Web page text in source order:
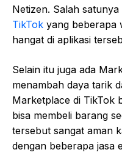
Netizen. Salah satunya
TikTok yang beberapa
hangat di aplikasi
Selain itu juga ada
menambah daya tarik
Marketplace di TikTok
bisa membeli barang
tersebut sangat aman
dengan beberapa jasa